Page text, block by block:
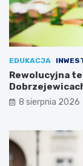
EDUKACJA
Rewolucyjna
8 sierpnia 2026